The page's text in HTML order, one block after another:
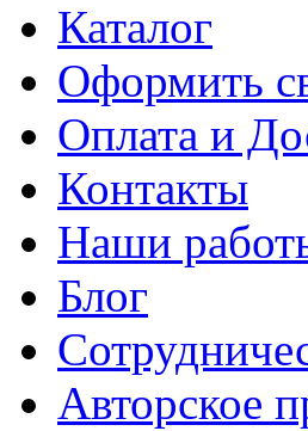
Каталог
Оформить
Оплата и
Контакты
Наши
Блог
Авторское